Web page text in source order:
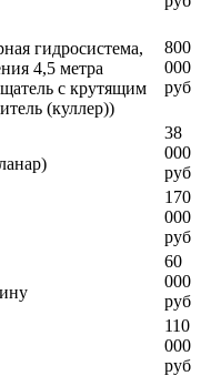
гидросистема,
4,5 метра
с крутящим
(куллер))
800
000
руб
38
000
руб
170
000
руб
60
000
руб
110
000
руб